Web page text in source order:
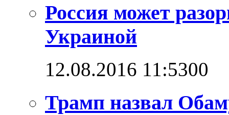
Россия может
Украиной
12.08.2016 11:5300
Трамп назвал